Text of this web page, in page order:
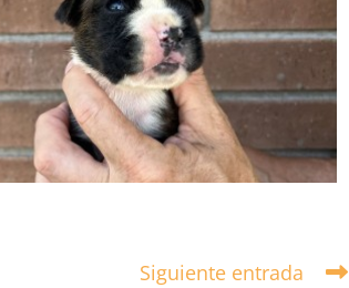
Siguiente entrada